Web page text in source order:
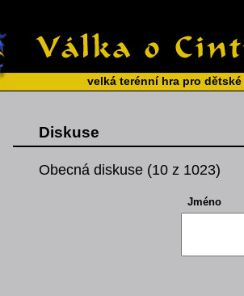
velká terénní hra pro
Diskuse
Obecná diskuse (10 z 1023)
Jméno